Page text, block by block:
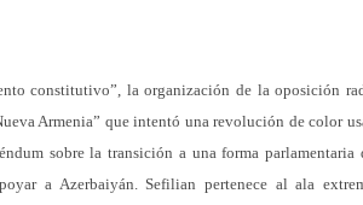
constitutivo”, la organización de la oposición
Armenia” que intentó una revolución de color
sobre la transición a una forma
a Azerbaiyán. Sefilian pertenece al ala